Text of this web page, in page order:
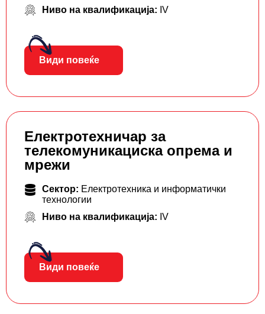
Ниво на квалификација: IV
Види повеќе
Електротехничар за
телекомуникациска опрема и
мрежи
Сектор: Електротехника и информатички
технологии
Ниво на квалификација: IV
Види повеќе